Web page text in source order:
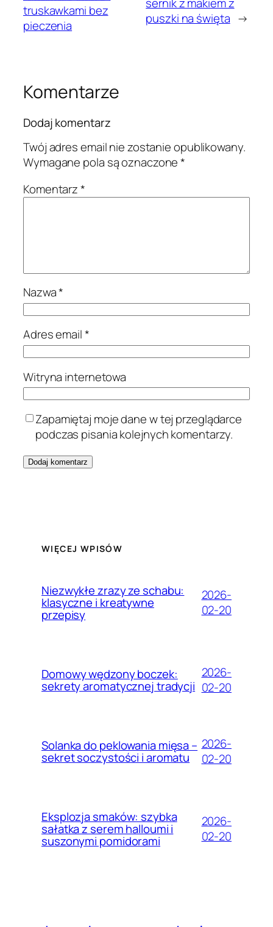
truskawkami bez
pieczenia
puszki na święta →
Komentarze
Dodaj komentarz
Twój adres email nie zostanie opublikowany.
Wymagane pola są oznaczone*
Komentarz*
Nazwa*
Adres email*
Witryna internetowa
Zapamiętaj moje dane w tej przeglądarce
podczas pisania kolejnych komentarzy.
WIĘCEJ WPISÓW
Niezwykłe zrazy ze schabu:
klasyczne i kreatywne
przepisy
2026-
02-20
Domowy wędzony boczek:
sekrety aromatycznej tradycji
2026-
02-20
Solanka do peklowania mięsa –
sekret soczystości i aromatu
2026-
02-20
Eksplozja smaków: szybka
sałatka z serem halloumi i
suszonymi pomidorami
2026-
02-20